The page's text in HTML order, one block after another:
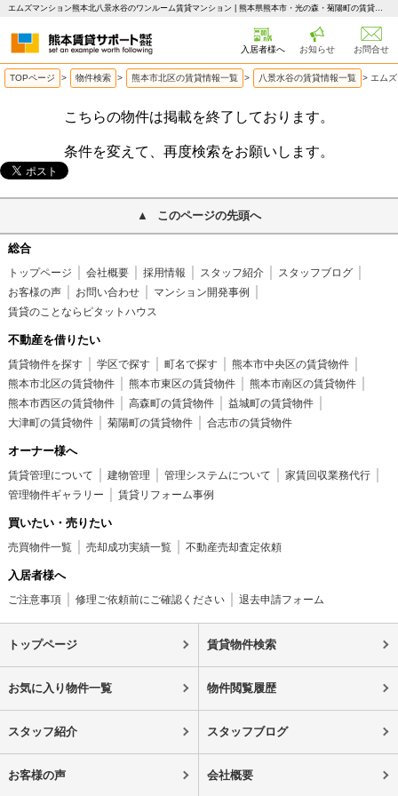
エムズマンション熊本北八景水谷のワンルーム賃貸マンション | 熊本県熊本市・光の森・菊陽町の賃貸はピタットハウス 熊本賃貸サポート
入居者様へ お知らせ お問合せ
TOPページ > 物件検索 > 熊本市北区の賃貸情報一覧 > 八景水谷の賃貸情報一覧 > エム
こちらの物件は掲載を終了しております。
条件を変えて、再度検索をお願いします。
このページの先頭へ
総合
トップページ 会社概要 採用情報 スタッフ紹介
スタッフブログ
お客様の声
お問い合わせ
マンション開発事例
賃貸のことならピタットハウス
不動産を借りたい
賃貸物件を探す 学区で探す 町名で探す
熊本市中央区の賃貸物件
熊本市北区の賃貸物件
熊本市東区の賃貸物件
熊本市南区の賃貸物件
熊本市西区の賃貸物件
高森町の賃貸物件
益城町の賃貸物件
大津町の賃貸物件
菊陽町の賃貸物件 合志市の賃貸物件
オーナー様へ
賃貸管理について 建物管理 管理システムについて
家賃回収業務代行
管理物件ギャラリー
賃貸リフォーム事例
買いたい・売りたい
売買物件一覧 売却成功実績一覧 不動産売却査定依頼
入居者様へ
ご注意事項 修理ご依頼前にご確認ください 退去申請フォーム
トップページ 賃貸物件検索
お気に入り物件一覧 物件閲覧履歴
スタッフ紹介 スタッフブログ
お客様の声 会社概要